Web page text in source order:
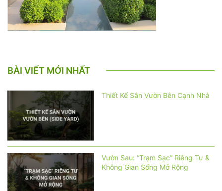
BÀI VIẾT MỚI NHẤT
Thiết Kế Sân Vườn Bên Cạnh Nhà
Vườn Sau: “Trạm Sạc” Riêng Tư &
Không Gian Sống Mở Rộng